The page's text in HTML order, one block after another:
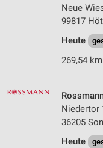
Neue
99817
Heute
269,54
Niedertor
36205
Heute